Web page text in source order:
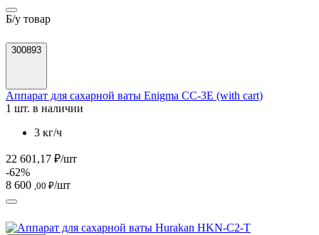
Б/у товар
300893
Аппарат для сахарной ваты Enigma CC-3E (with cart)
1 шт. в наличии
3 кг/ч
22 601,17 ₽/шт
-62%
8 600 ,00 ₽/шт